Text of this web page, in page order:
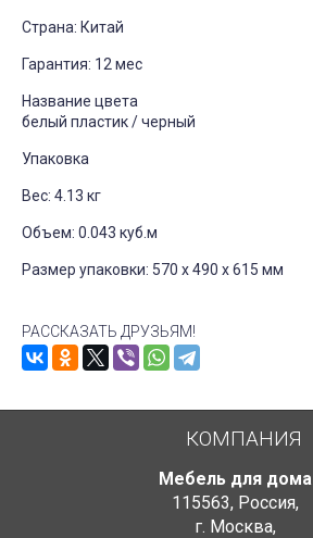
Страна: Китай
Гарантия: 12 мес
Название цвета
белый пластик / черный
Упаковка
Вес: 4.13 кг
Объем: 0.043 куб.м
Размер упаковки: 570 x 490 x 615 мм
РАССКАЗАТЬ ДРУЗЬЯМ!
КОМПАНИЯ
Мебель для дома
115563, Россия,
г. Москва,